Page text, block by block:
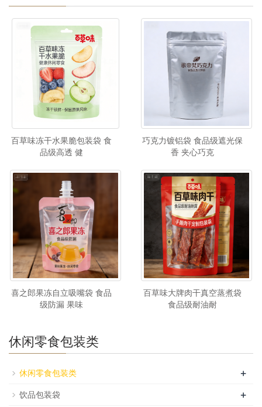
百草味冻干水果脆包装袋 食
品级高透 健
巧克力镀铝袋 食品级遮光保
香 夹心巧克
喜之郎果冻自立吸嘴袋 食品
级防漏 果味
百草味大牌肉干真空蒸煮袋
食品级耐油耐
休闲零食包装类
休闲零食包装类 +
饮品包装袋 +